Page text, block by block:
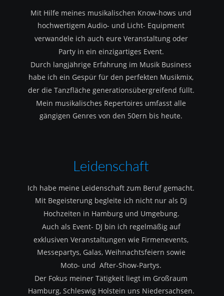
Mit Hilfe meines musikalischen Know-hows und
hochwertigem Audio- und Licht- Equipment
verwandele ich auch eure Veranstaltung oder
Party in ein einzigartiges Event.
Durch langjährige Erfahrung im Musik Business
habe ich ein Gespür für den perfekten Musikmix,
der die Tanzfläche generationsübergreifend füllt.
Mein musikalisches Repertoires umfasst alle
gängigen Genres von den 50ern bis heute.
Leidenschaft
Ich habe meine Leidenschaft zum Beruf gemacht.
Mit Begeisterung begleite ich nicht nur als DJ
Hochzeiten in Hamburg und Umgebung.
Auch als Event- DJ bin ich regelmäßig auf
exklusiven Veranstaltungen wie Firmenevents,
Messepartys, Galas, Weihnachtsfeiern sowie
Moto- und  After-Show-Partys.
Der Fokus meiner Tätigkeit liegt im Großraum
Hamburg, Schleswig Holstein uns Niedersachsen.